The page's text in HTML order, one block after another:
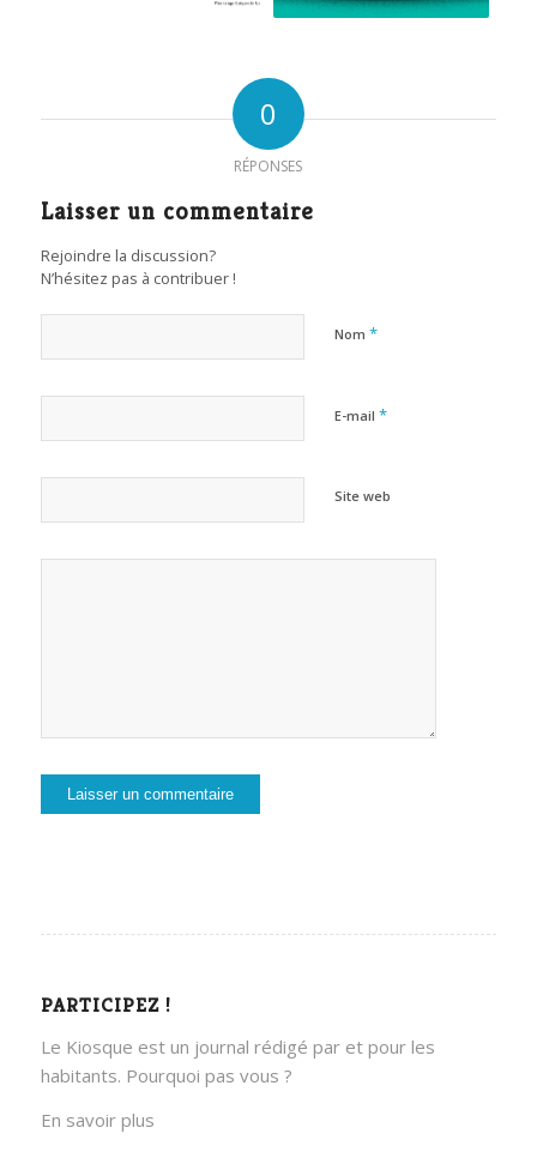
0
RÉPONSES
Laisser un commentaire
Rejoindre la discussion?
N’hésitez pas à contribuer !
Nom *
E-mail *
Site web
PARTICIPEZ !
Le Kiosque est un journal rédigé par et pour les
habitants. Pourquoi pas vous ?
En savoir plus